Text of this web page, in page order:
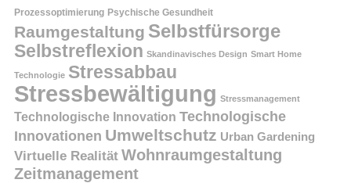
Prozessoptimierung Psychische Gesundheit
Raumgestaltung Selbstfürsorge
Selbstreflexion Skandinavisches Design Smart Home
Technologie Stressabbau
Stressbewältigung Stressmanagement
Technologische Innovation Technologische
Innovationen Umweltschutz Urban Gardening
Virtuelle Realität Wohnraumgestaltung
Zeitmanagement